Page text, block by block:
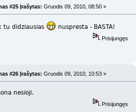
#25 Įrašytas: Gruodis 09, 2010, 08:50 »
tu didziausias nuspresta - BASTA!
Prisijungęs
#26 Įrašytas: Gruodis 09, 2010, 10:53 »
nesioji.
Prisijungęs